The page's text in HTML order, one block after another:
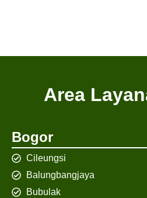
Area
Bogor
Cileungsi
Balungbangjaya
Bubulak